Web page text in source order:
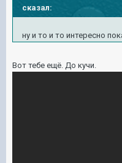
сказал:
ну и то и то интересно
Вот тебе ещё. До кучи.